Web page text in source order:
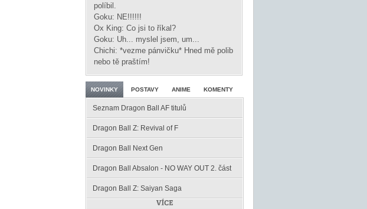
políbil.
Goku: NE!!!!!!
Ox King: Co jsi to říkal?
Goku: Uh... myslel jsem, um...
Chichi: *vezme pánvičku* Hned mě polib
nebo tě praštím!
NOVINKY POSTAVY ANIME KOMENTY
Seznam Dragon Ball AF titulů
Dragon Ball Z: Revival of F
Dragon Ball Next Gen
Dragon Ball Absalon - NO WAY OUT 2. část
Dragon Ball Z: Saiyan Saga